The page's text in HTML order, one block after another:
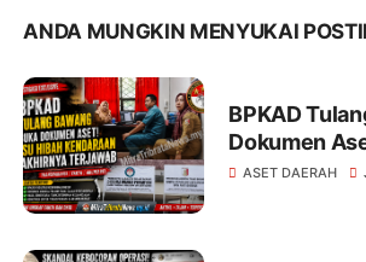
ANDA MUNGKIN MENYUKAI
BPKAD
Dokumen
Kendaraan
ASET DAERAH